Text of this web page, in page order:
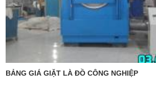
BẢNG GIÁ GIẶT LÀ ĐỒ CÔNG NGHIỆP